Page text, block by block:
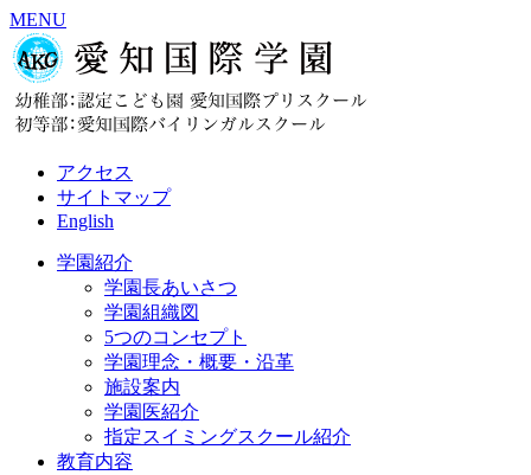
MENU
アクセス
サイトマップ
English
学園紹介
学園長あいさつ
学園組織図
5つのコンセプト
学園理念・概要・沿革
施設案内
学園医紹介
指定スイミングスクール紹介
教育内容